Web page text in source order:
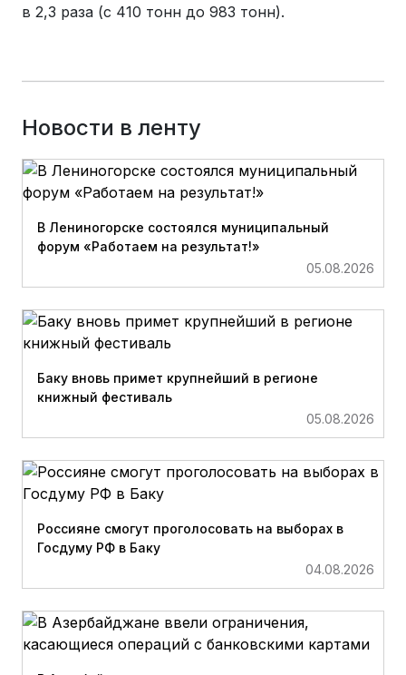
в 2,3 раза (с 410 тонн до 983 тонн).
Новости в ленту
В Лениногорске состоялся муниципальный
форум «Работаем на результат!»
05.08.2026
Баку вновь примет крупнейший в регионе
книжный фестиваль
05.08.2026
Россияне смогут проголосовать на выборах в
Госдуму РФ в Баку
04.08.2026